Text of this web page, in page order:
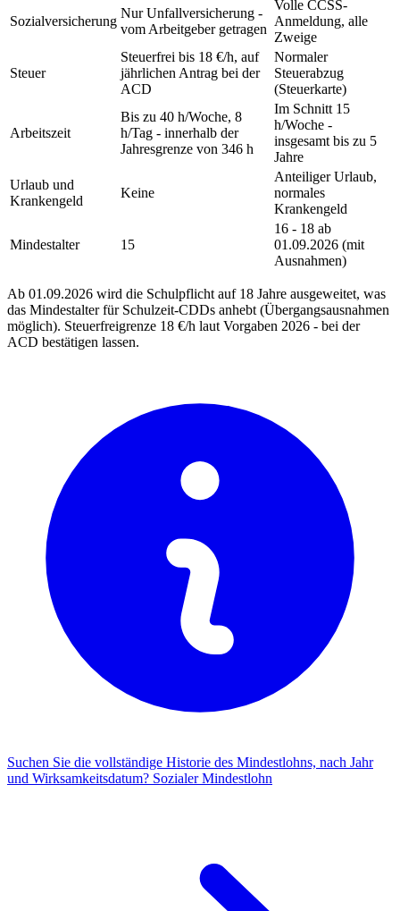
Sozialversicherung
Nur Unfallversicherung -
vom Arbeitgeber getragen
Volle CCSS-
Anmeldung, alle
Zweige
Steuer
Steuerfrei bis 18 €/h, auf
jährlichen Antrag bei der
ACD
Normaler
Steuerabzug
(Steuerkarte)
Arbeitszeit
Bis zu 40 h/Woche, 8
h/Tag - innerhalb der
Jahresgrenze von 346 h
Im Schnitt 15
h/Woche -
insgesamt bis zu 5
Jahre
Urlaub und
Krankengeld
Keine
Anteiliger Urlaub,
normales
Krankengeld
Mindestalter 15
16 - 18 ab
01.09.2026 (mit
Ausnahmen)
Ab 01.09.2026 wird die Schulpflicht auf 18 Jahre ausgeweitet, was
das Mindestalter für Schulzeit-CDDs anhebt (Übergangsausnahmen
möglich). Steuerfreigrenze 18 €/h laut Vorgaben 2026 - bei der
ACD bestätigen lassen.
Suchen Sie die vollständige Historie des Mindestlohns, nach Jahr
und Wirksamkeitsdatum? Sozialer Mindestlohn